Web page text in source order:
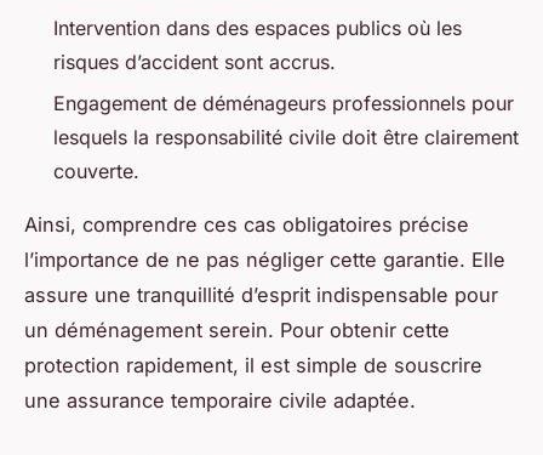
Intervention dans des espaces publics où les
risques d’accident sont accrus.
Engagement de déménageurs professionnels pour
lesquels la responsabilité civile doit être clairement
couverte.
Ainsi, comprendre ces cas obligatoires précise
l’importance de ne pas négliger cette garantie. Elle
assure une tranquillité d’esprit indispensable pour
un déménagement serein. Pour obtenir cette
protection rapidement, il est simple de souscrire
une assurance temporaire civile adaptée.